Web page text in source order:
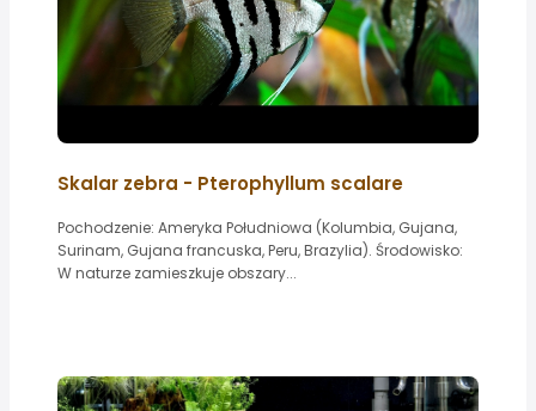
Skalar zebra - Pterophyllum scalare
Pochodzenie: Ameryka Południowa (Kolumbia, Gujana,
Surinam, Gujana francuska, Peru, Brazylia). Środowisko:
W naturze zamieszkuje obszary...